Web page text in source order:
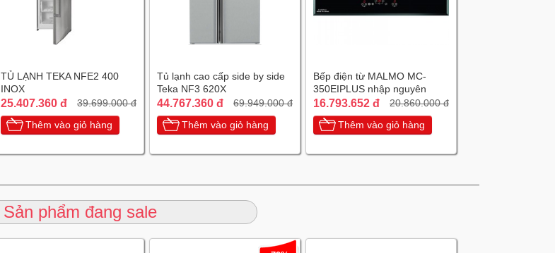
TỦ LẠNH TEKA NFE2 400
INOX
25.407.360 đ 39.699.000 đ
Thêm vào giỏ hàng
Tủ lạnh cao cấp side by side
Teka NF3 620X
44.767.360 đ 69.949.000 đ
Thêm vào giỏ hàng
Bếp điện từ MALMO MC-
350EIPLUS nhập nguyên
chiếc Tây Ban Nha
16.793.652 đ 20.860.000 đ
Thêm vào giỏ hàng
Sản phẩm đang sale